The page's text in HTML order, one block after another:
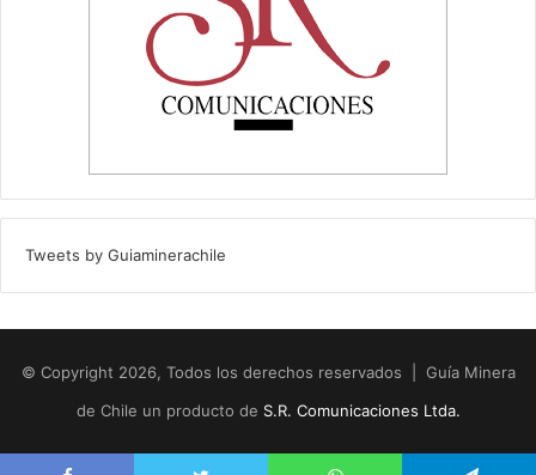
Tweets by Guiaminerachile
© Copyright 2026, Todos los derechos reservados | Guía Minera
de Chile un producto de S.R. Comunicaciones Ltda.